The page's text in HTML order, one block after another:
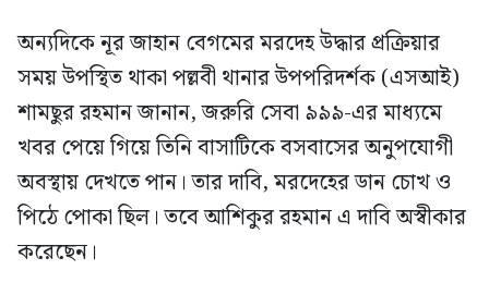
অন্যদিকে নূর জাহান বেগমের মরদেহ উদ্ধার প্রক্রিয়ার
সময় উপস্থিত থাকা পল্লবী থানার উপপরিদর্শক (এসআই)
শামছুর রহমান জানান, জরুরি সেবা ৯৯৯-এর মাধ্যমে
খবর পেয়ে গিয়ে তিনি বাসাটিকে বসবাসের অনুপযোগী
অবস্থায় দেখতে পান। তার দাবি, মরদেহের ডান চোখ ও
পিঠে পোকা ছিল। তবে আশিকুর রহমান এ দাবি অস্বীকার
করেছেন।